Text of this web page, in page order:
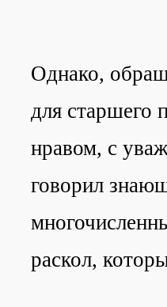
Однако,
для старшего
нравом, с
говорил
раскол,